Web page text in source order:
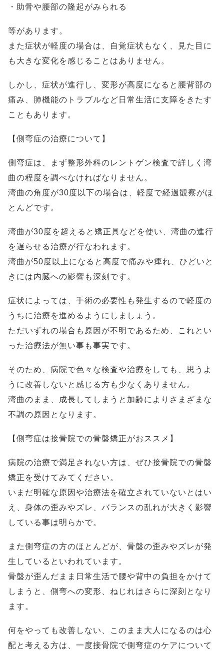
・助骨や腰部の隆起がみられる
等があります。
また症状が軽度の場合は、自覚症状もなく、見た目に
も大きな変化を感じることはありません。
しかし、症状が進行し、変形が高度になると腰背部の
痛み、肺機能のトラブルなど日常生活に支障をきたす
こともあります。
【側弯症の治療について】
側弯症は、まず整形外科のレントゲン検査で詳しく湾
曲の程度を調べなければなりません。
湾曲の角度が30度以下の場合は、軽度で経過観察がほ
とんどです。
湾曲が30度を超えると矯正具などを使い、湾曲の進行
を遅らせる治療が行なわれます。
湾曲が50度以上になると高度で痛みや痺れ、ひどいと
きには内臓への影響も深刻です。
症状によっては、手術の必要性も発生するので軽度の
うちに治療を進めるようにしましょう。
ただいずれの場合も原因が不明であるため、これとい
った治療法が無い事も事実です。
そのため、病院で色々な検査や治療をしても、思うよ
うに改善しないと感じる方も少なくありません。
湾曲のまま、成長してしまうと加齢によりさまざまな
不調の原因となります。
【側弯症は接骨院での骨盤矯正がおススメ】
病院の治療で満足されない方は、ぜひ接骨院での骨盤
矯正を受けてみてください。
いまだ明確な原因や治療法を確立されていないとはい
え、身体の歪みやズレ、バランスの乱れが大きく影響
している事は明らかで。
また側弯症の方のほとんどが、骨盤の歪みやズレが発
生しているといわれています。
骨盤が歪んだまま日常生活で腰や背中の負担をかけて
しまうと、側弯への変形、ねじれはさらに深刻となり
ます。
何をやっても改善しない、このまま大人になるのは心
配と考える方は、一度接骨院で側弯症のケアについて